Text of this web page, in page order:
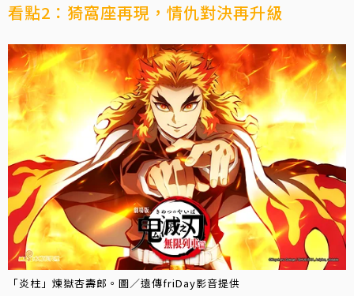
看點2：猗窩座再現，情仇對決再升級
「炎柱」煉獄杏壽郎。圖／遠傳friDay影音提供